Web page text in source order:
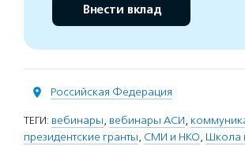
Внести вклад
Российская Федерация
ТЕГИ: вебинары, вебинары АСИ,
президентские гранты, СМИ и НКО, Школа